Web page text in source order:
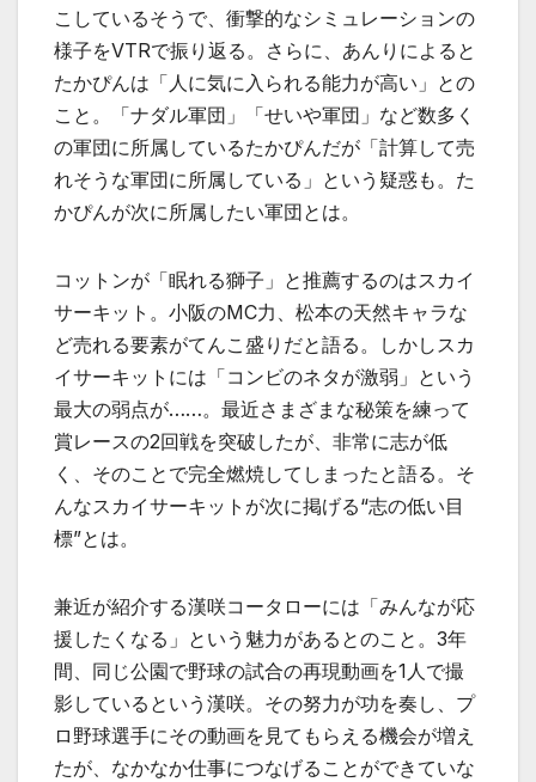
こしているそうで、衝撃的なシミュレーションの
様子をVTRで振り返る。さらに、あんりによると
たかぴんは「人に気に入られる能力が高い」との
こと。「ナダル軍団」「せいや軍団」など数多く
の軍団に所属しているたかぴんだが「計算して売
れそうな軍団に所属している」という疑惑も。た
かぴんが次に所属したい軍団とは。
コットンが「眠れる獅子」と推薦するのはスカイ
サーキット。小阪のMC力、松本の天然キャラな
ど売れる要素がてんこ盛りだと語る。しかしスカ
イサーキットには「コンビのネタが激弱」という
最大の弱点が……。最近さまざまな秘策を練って
賞レースの2回戦を突破したが、非常に志が低
く、そのことで完全燃焼してしまったと語る。そ
んなスカイサーキットが次に掲げる“志の低い目
標”とは。
兼近が紹介する漢咲コータローには「みんなが応
援したくなる」という魅力があるとのこと。3年
間、同じ公園で野球の試合の再現動画を1人で撮
影しているという漢咲。その努力が功を奏し、プ
ロ野球選手にその動画を見てもらえる機会が増え
たが、なかなか仕事につなげることができていな